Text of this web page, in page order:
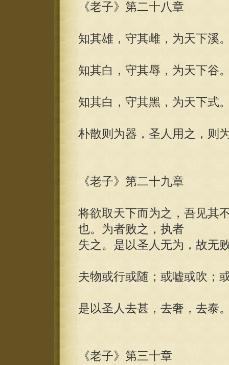
《老子》第二十八章
知其雄，守其雌，为天下溪
知其白，守其辱，为天下谷
知其白，守其黑，为天下式
朴散则为器，圣人用之，则
《老子》第二十九章
将欲取天下而为之，吾见其
也。为者败之，执者
失之。是以圣人无为，故无
夫物或行或随；或嘘或吹；
是以圣人去甚，去奢，去泰
《老子》第三十章